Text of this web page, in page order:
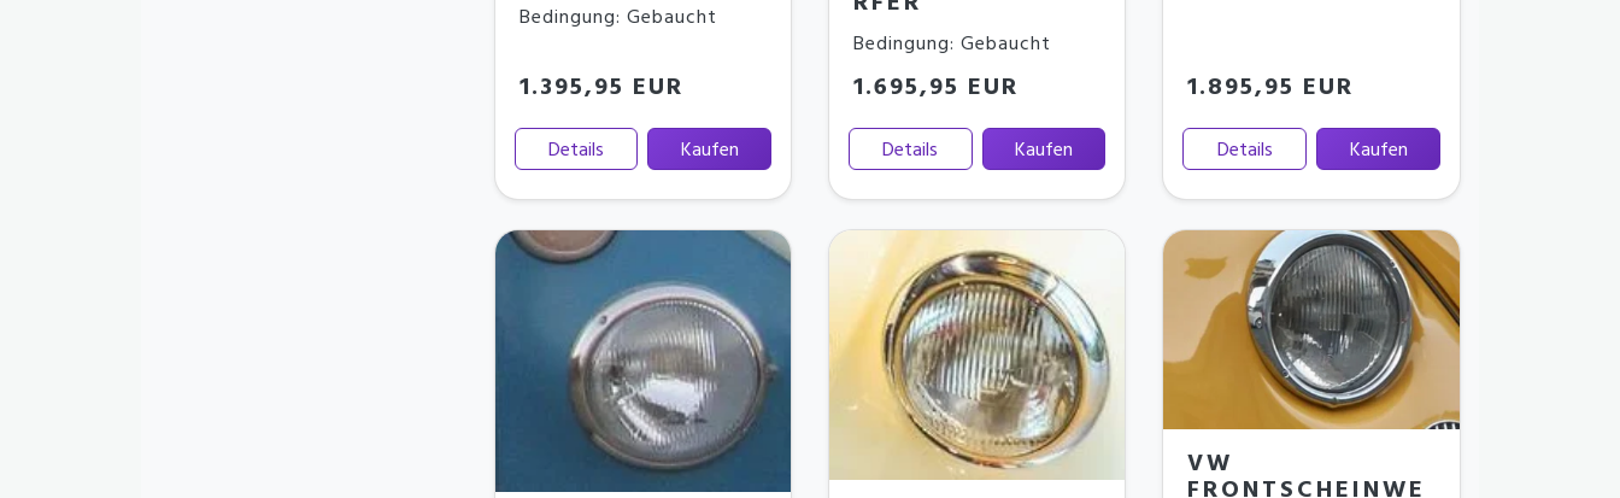
Bedingung: Gebaucht
1.395,95 EUR
Details Kaufen
Bedingung: Gebaucht
1.695,95 EUR
Details Kaufen
1.895,95 EUR
Details Kaufen
VW